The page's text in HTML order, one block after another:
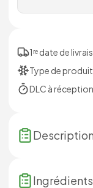
1ʳᵉ date de
Type de produit
DLC à réception
Description
Ingrédients